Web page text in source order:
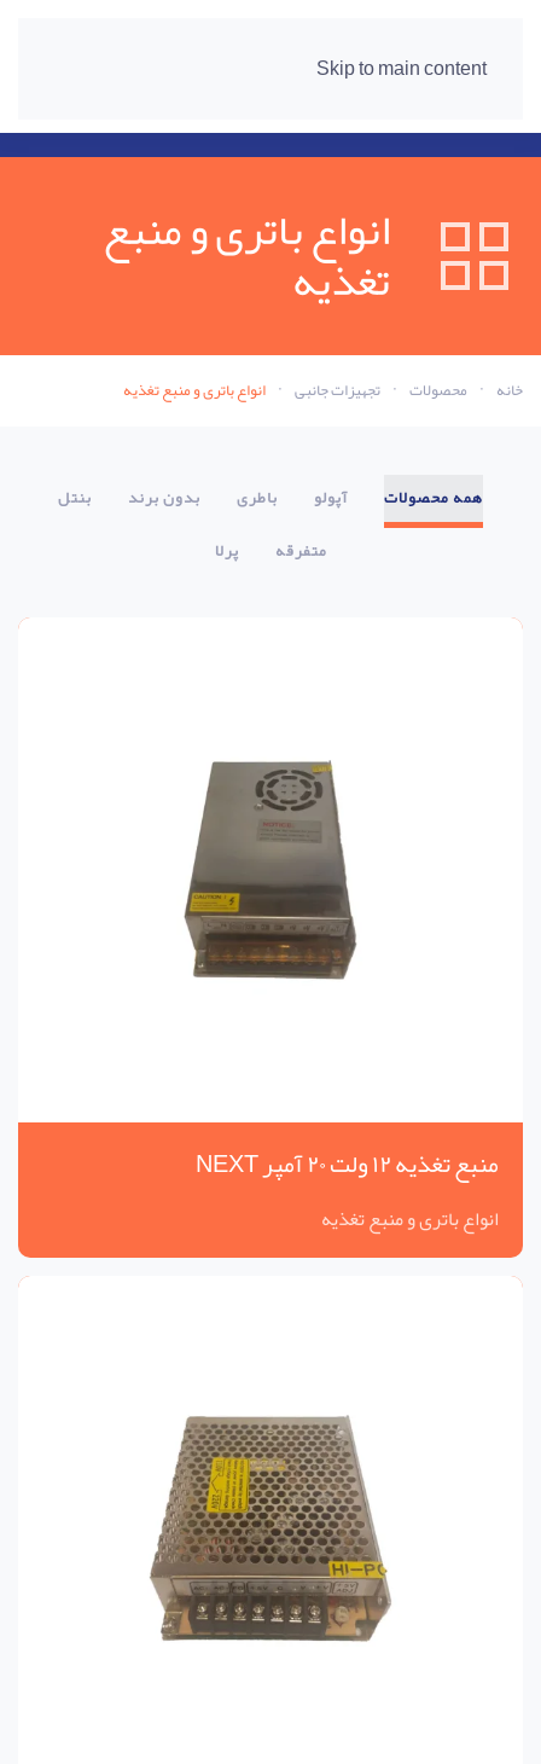
Skip to main content
انواع باتری و منبع
تغذیه
خانه محصولات تجهیزات جانبی انواع باتری و منبع تغذیه
همه محصولات آپولو باطری بدون برند
بنتل
متفرقه
پرلا
منبع تغذیه ۱۲ ولت ۲۰ آمپر NEXT
انواع باتری و منبع تغذیه